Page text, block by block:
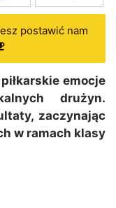
postawić nam
emocje
drużyn.
zaczynając
w ramach klasy